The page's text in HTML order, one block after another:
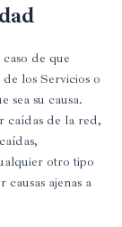
de que
los Servicios o
sea su causa.
caídas de la red,
otro tipo
ajenas a